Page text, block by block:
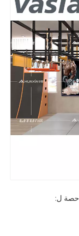
حصة ل: